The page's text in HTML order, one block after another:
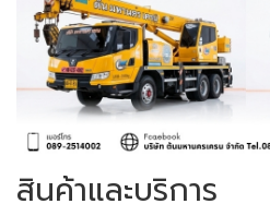
สินค้าและบริการ